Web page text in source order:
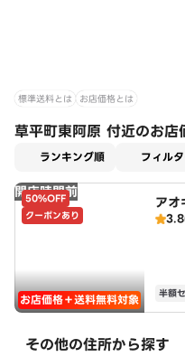
標準送料とは お店価格とは
草平町東阿原 付近のお店
ランキング順 フィル
開店時間前
50%OFF
クーポンあり
お店価格＋送料無料対象
ア
3.8
半額
その他の住所から探す